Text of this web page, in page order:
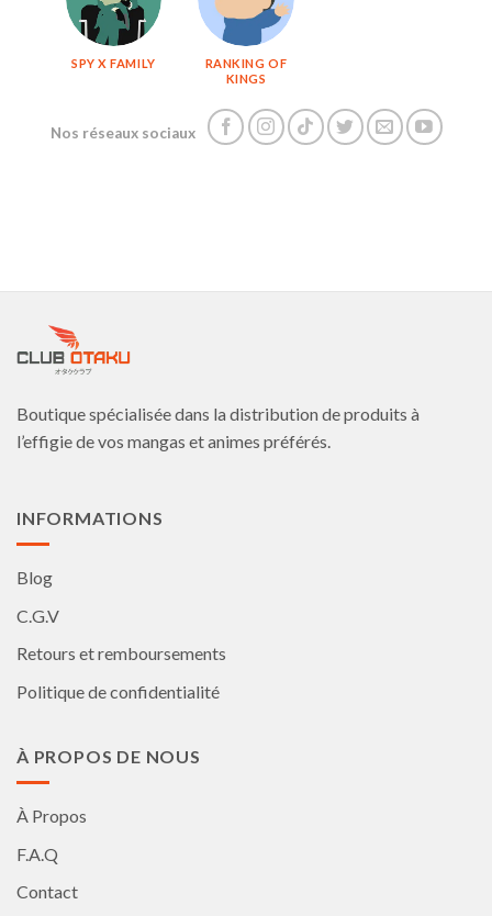
SPY X FAMILY
RANKING OF
KINGS
Nos réseaux sociaux
Boutique spécialisée dans la distribution de produits à
l’effigie de vos mangas et animes préférés.
INFORMATIONS
Blog
C.G.V
Retours et remboursements
Politique de confidentialité
À PROPOS DE NOUS
À Propos
F.A.Q
Contact